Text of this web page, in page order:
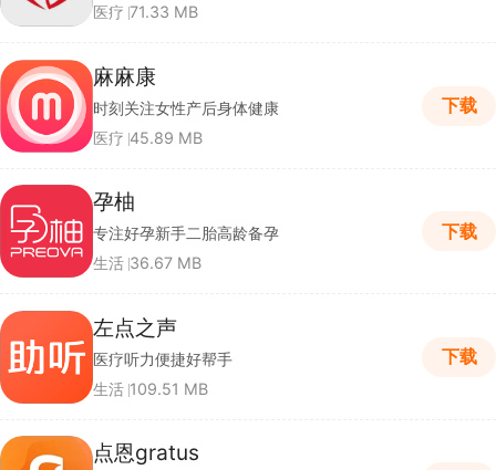
医疗 71.33 MB
麻麻康
时刻关注女性产后身体健康
医疗 45.89 MB
下载
孕柚
专注好孕新手二胎高龄备孕
生活 36.67 MB
下载
左点之声
医疗听力便捷好帮手
生活 109.51 MB
下载
点恩gratus